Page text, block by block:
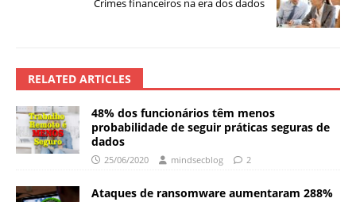
Crimes financeiros na era dos dados
RELATED ARTICLES
48% dos funcionários têm menos
probabilidade de seguir práticas seguras de
dados
25/06/2020 mindsecblog 2
Ataques de ransomware aumentaram 288%